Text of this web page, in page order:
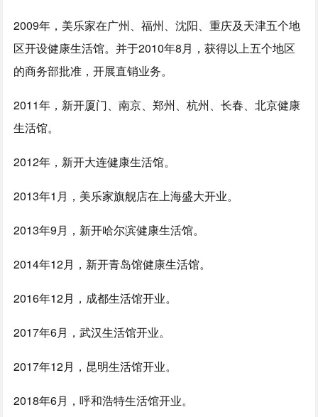
2009年，美乐家在广州、福州、沈阳、重庆及天津五个地
区开设健康生活馆。并于2010年8月，获得以上五个地区
的商务部批准，开展直销业务。
2011年，新开厦门、南京、郑州、杭州、长春、北京健康
生活馆。
2012年，新开大连健康生活馆。
2013年1月，美乐家旗舰店在上海盛大开业。
2013年9月，新开哈尔滨健康生活馆。
2014年12月，新开青岛馆健康生活馆。
2016年12月，成都生活馆开业。
2017年6月，武汉生活馆开业。
2017年12月，昆明生活馆开业。
2018年6月，呼和浩特生活馆开业。